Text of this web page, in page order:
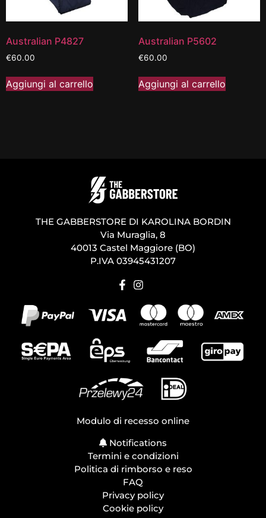
Australian P4827
€60.00
Aggiungi al carrello
Australian P5602
€60.00
Aggiungi al carrello
THE GABBERSTORE DI KAROLINA BORDIN
Via Muraglia, 8
40013 Castel Maggiore (BO)
P.IVA 03945431207
Modulo di recesso online
Notifications
Termini e condizioni
Politica di rimborso e reso
FAQ
Privacy policy
Cookie policy